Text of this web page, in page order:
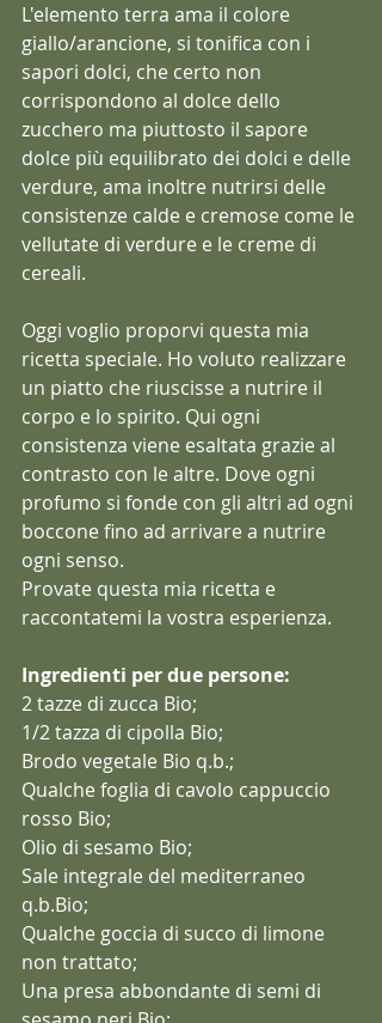
L'elemento terra ama il colore
giallo/arancione, si tonifica con i
sapori dolci, che certo non
corrispondono al dolce dello
zucchero ma piuttosto il sapore
dolce più equilibrato dei dolci e delle
verdure, ama inoltre nutrirsi delle
consistenze calde e cremose come le
vellutate di verdure e le creme di
cereali.
Oggi voglio proporvi questa mia
ricetta speciale. Ho voluto realizzare
un piatto che riuscisse a nutrire il
corpo e lo spirito. Qui ogni
consistenza viene esaltata grazie al
contrasto con le altre. Dove ogni
profumo si fonde con gli altri ad ogni
boccone fino ad arrivare a nutrire
ogni senso.
Provate questa mia ricetta e
raccontatemi la vostra esperienza.
Ingredienti per due persone:
2 tazze di zucca Bio;
1/2 tazza di cipolla Bio;
Brodo vegetale Bio q.b.;
Qualche foglia di cavolo cappuccio
rosso Bio;
Olio di sesamo Bio;
Sale integrale del mediterraneo
q.b.Bio;
Qualche goccia di succo di limone
non trattato;
Una presa abbondante di semi di